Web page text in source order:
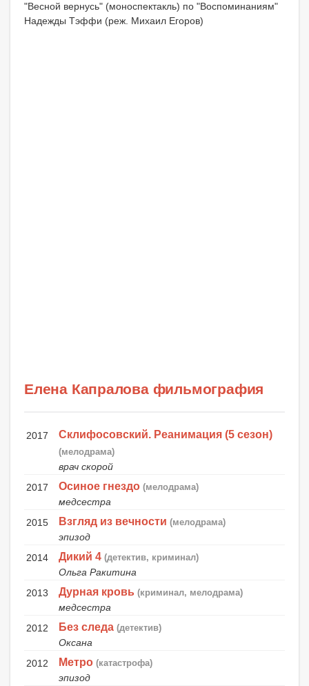
"Весной вернусь" (моноспектакль) по "Воспоминаниям"
Надежды Тэффи (реж. Михаил Егоров)
Елена Капралова фильмография
2017 Склифосовский. Реанимация (5 сезон)
(мелодрама)
врач скорой
2017
Осиное гнездо (мелодрама)
медсестра
2015
Взгляд из вечности (мелодрама)
эпизод
2014
Дикий 4 (детектив, криминал)
Ольга Ракитина
2013
Дурная кровь (криминал, мелодрама)
медсестра
2012
Без следа (детектив)
Оксана
2012
Метро (катастрофа)
эпизод